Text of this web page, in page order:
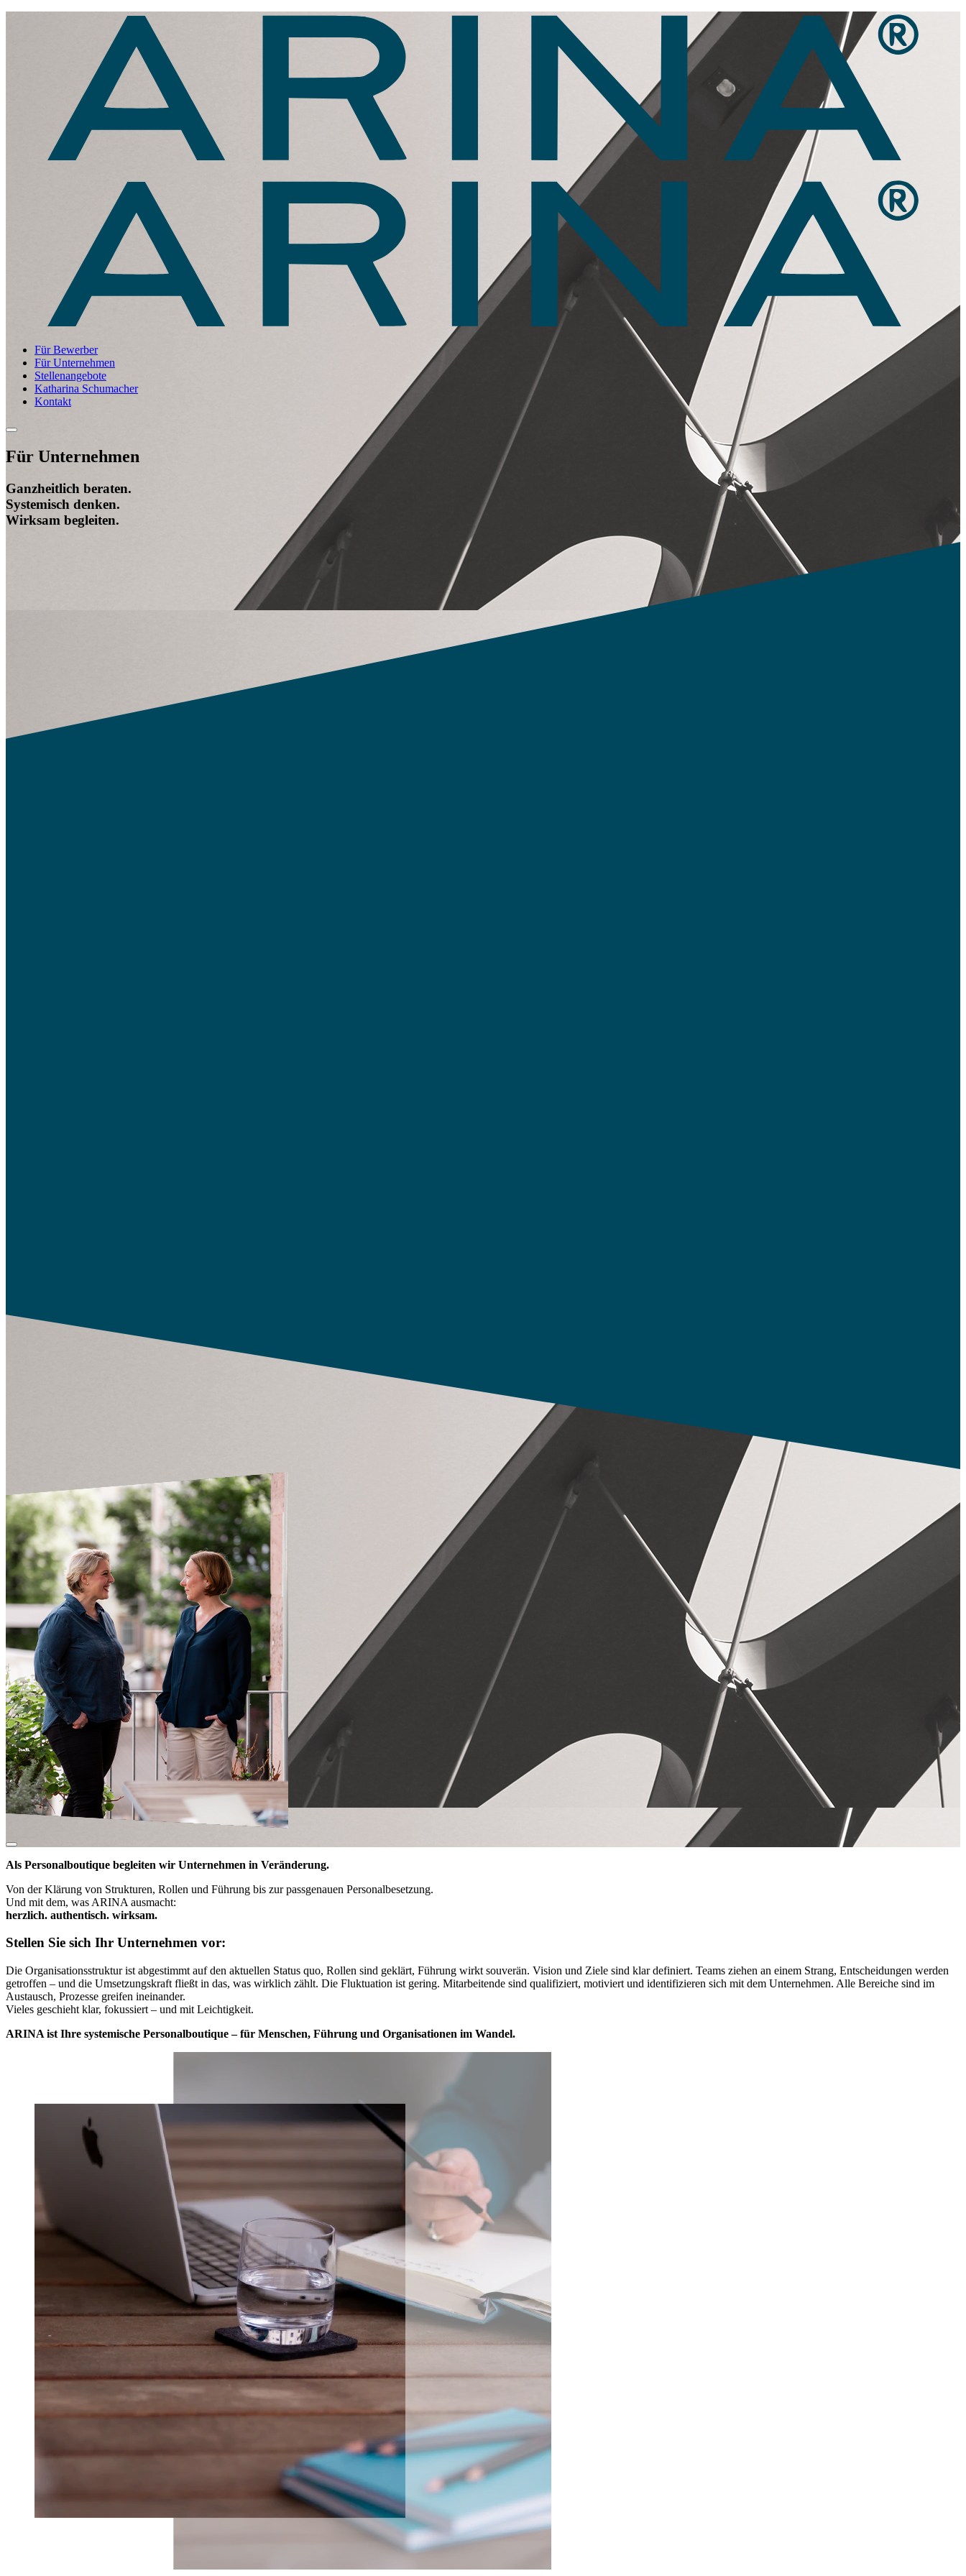
Für Bewerber
Für Unternehmen
Stellenangebote
Katharina Schumacher
Kontakt
Für Unternehmen
Ganzheitlich beraten.
Systemisch denken.
Wirksam begleiten.
Als Personalboutique begleiten wir Unternehmen in Veränderung.
Von der Klärung von Strukturen, Rollen und Führung bis zur passgenauen Personalbesetzung.
Und mit dem, was ARINA ausmacht:
herzlich. authentisch. wirksam.
Stellen Sie sich Ihr Unternehmen vor:
Die Organisationsstruktur ist abgestimmt auf den aktuellen Status quo, Rollen sind geklärt, Führung wirkt souverän. Vision und Ziele sind klar definiert. Teams ziehen an einem Strang, Entscheidungen werden
getroffen – und die Umsetzungskraft fließt in das, was wirklich zählt. Die Fluktuation ist gering. Mitarbeitende sind qualifiziert, motiviert und identifizieren sich mit dem Unternehmen. Alle Bereiche sind im
Austausch, Prozesse greifen ineinander.
Vieles geschieht klar, fokussiert – und mit Leichtigkeit.
ARINA ist Ihre systemische Personalboutique – für Menschen, Führung und Organisationen im Wandel.